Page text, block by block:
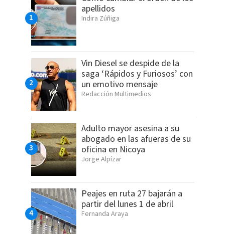
apellidos
Indira Zúñiga
Vin Diesel se despide de la
saga ‘Rápidos y Furiosos’ con
un emotivo mensaje
Redacción Multimedios
Adulto mayor asesina a su
abogado en las afueras de su
oficina en Nicoya
Jorge Alpízar
Peajes en ruta 27 bajarán a
partir del lunes 1 de abril
Fernanda Araya